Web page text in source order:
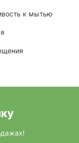
к мытью